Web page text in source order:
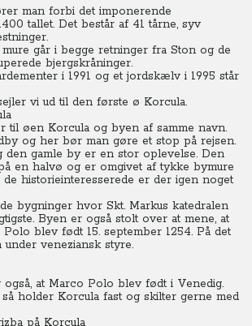
man forbi det imponerende
tallet. Det består af 41 tårne, syv
går i begge retninger fra Ston og de
bjergskråninger.
i 1991 og et jordskælv i 1995 står
vi ud til den første ø Korcula.
til øen Korcula og byen af samme navn.
og her bør man gøre et stop på rejsen.
den gamle by er en stor oplevelse. Den
en halvø og er omgivet af tykke bymure
historieinteresserede er der igen noget
bygninger hvor Skt. Markus katedralen
Byen er også stolt over at mene, at
blev født 15. september 1254. På det
veneziansk styre.
også, at Marco Polo blev født i Venedig.
holder Korcula fast og skilter gerne med
på Korcula